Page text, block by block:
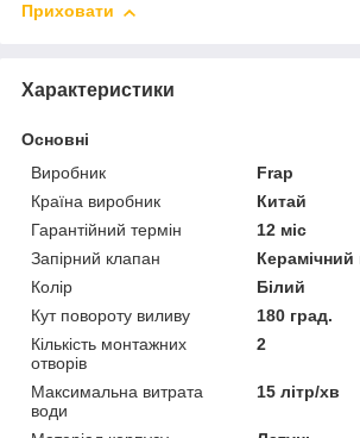
Приховати
Характеристики
Основні
Виробник
Frap
Країна виробник
Китай
Гарантійний термін
12 міс
Запірний клапан
Колір
Білий
Кут повороту виливу
180 град.
Кількість монтажних
отворів
2
Максимальна витрата
води
15 літр/хв